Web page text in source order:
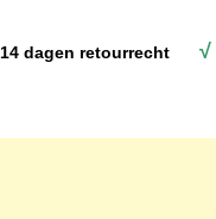
14 dagen retourrecht √